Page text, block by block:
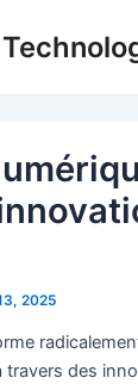
2025
travers des